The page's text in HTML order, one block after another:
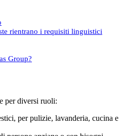
rientrano i requisiti linguistici
Group?
per diversi ruoli:
per pulizie, lavanderia, cucina e